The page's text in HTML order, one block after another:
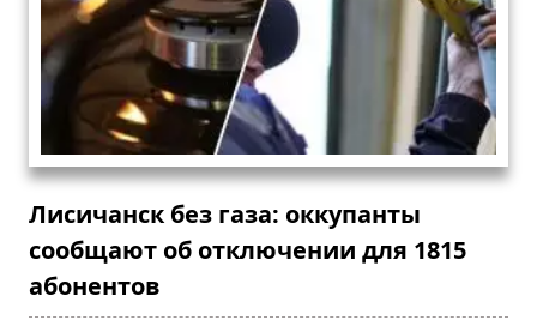
Лисичанск без газа: оккупанты
сообщают об отключении для 1815
абонентов